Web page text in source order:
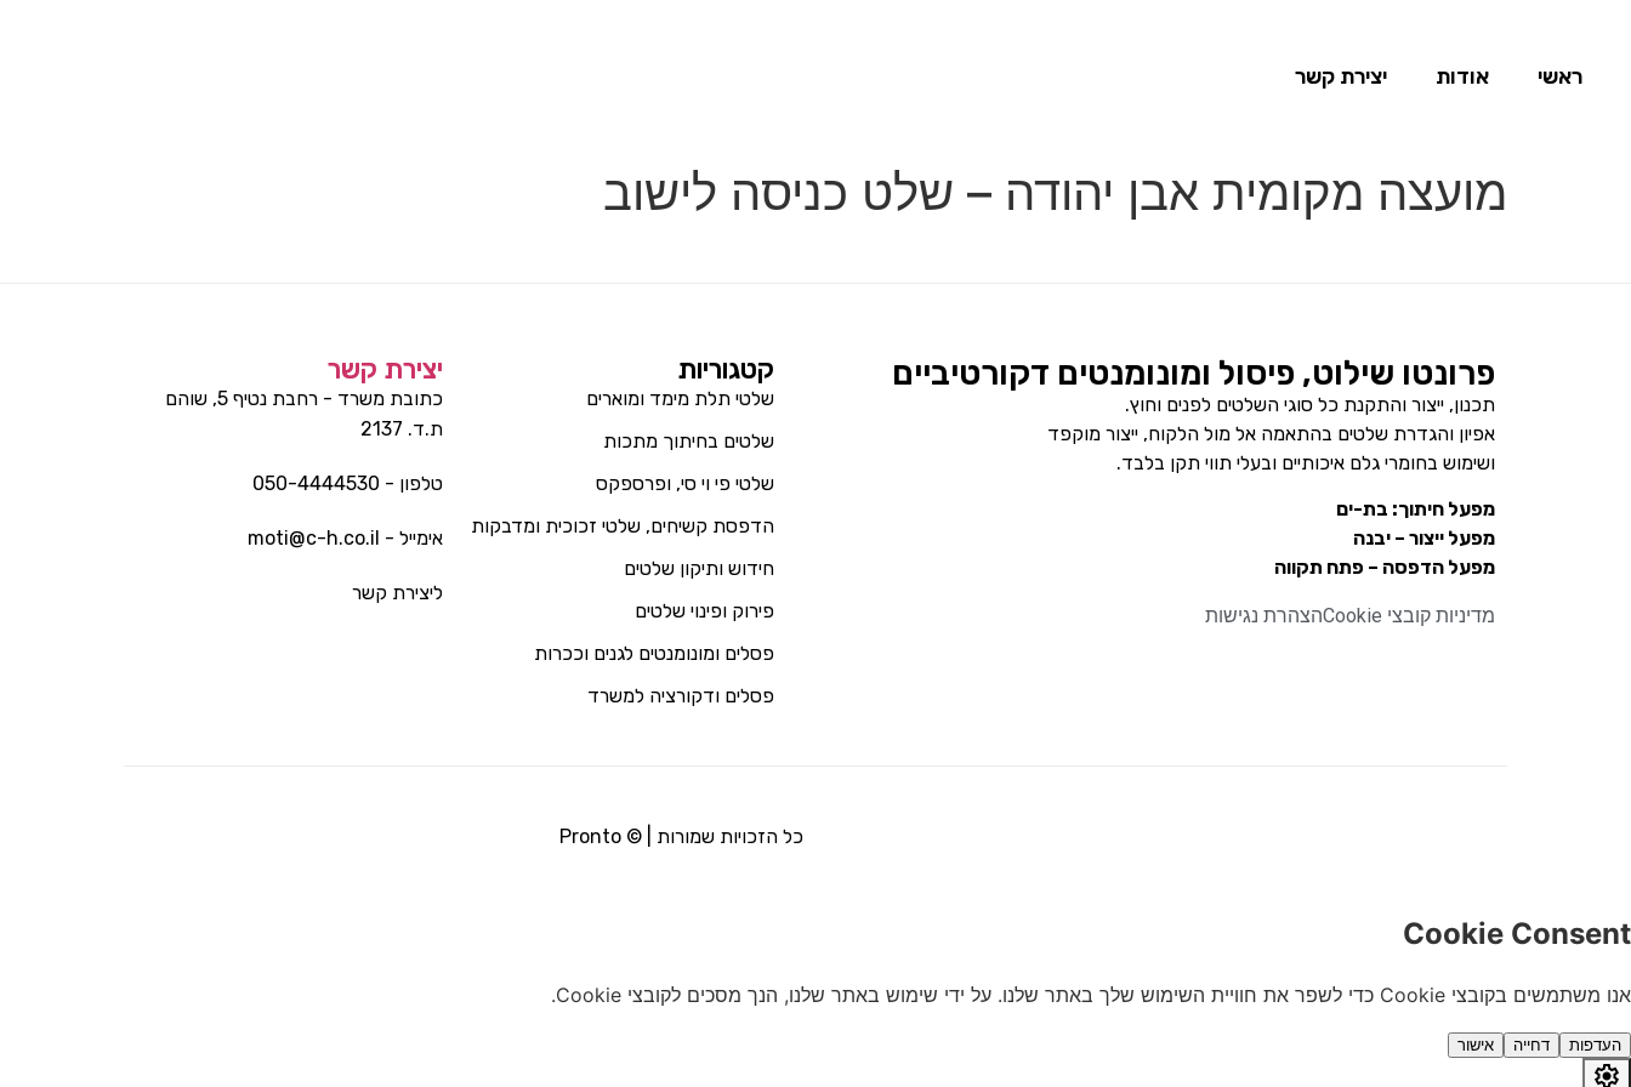
ראשי אודות יצירת קשר
מועצה מקומית אבן יהודה – שלט כניסה לישוב
פרונטו שילוט, פיסול ומונומנטים דקורטיביים
תכנון, ייצור והתקנת כל סוגי השלטים לפנים וחוץ.
אפיון והגדרת שלטים בהתאמה אל מול הלקוח, ייצור מוקפד
ושימוש בחומרי גלם איכותיים ובעלי תווי תקן בלבד.
מפעל חיתוך: בת-ים
מפעל ייצור – יבנה
מפעל הדפסה – פתח תקווה
מדיניות קובצי Cookie הצהרת נגישות
קטגוריות
שלטי תלת מימד ומוארים
שלטים בחיתוך מתכות
שלטי פי וי סי, ופרספקס
הדפסת קשיחים, שלטי זכוכית ומדבקות
חידוש ותיקון שלטים
פירוק ופינוי שלטים
פסלים ומונומנטים לגנים וככרות
פסלים ודקורציה למשרד
יצירת קשר
כתובת משרד - רחבת נטיף 5, שוהם
ת.ד. 2137
טלפון - 050-4444530
אימייל - moti@c-h.co.il
ליצירת קשר
כל הזכויות שמורות | © Pronto